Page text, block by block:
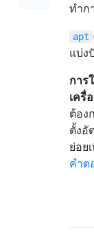
ทำก
apt
แบ่ง
การ
เครื่
ต้อง
ตั้งอั
ย่อย
คำต